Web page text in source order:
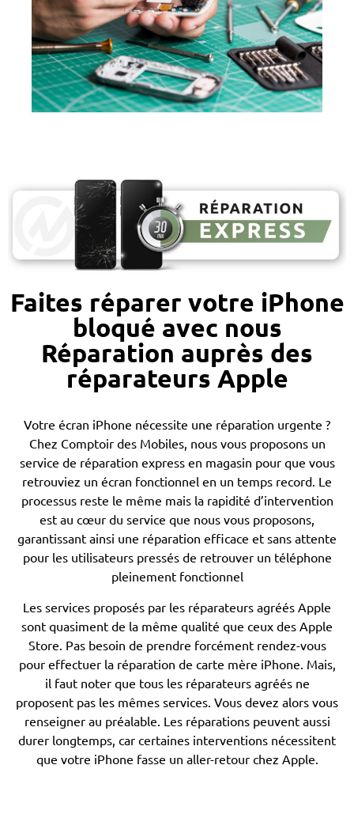
Faites réparer votre iPhone
bloqué avec nous
Réparation auprès des
réparateurs Apple
Votre écran iPhone nécessite une réparation urgente ?
Chez Comptoir des Mobiles, nous vous proposons un
service de réparation express en magasin pour que vous
retrouviez un écran fonctionnel en un temps record. Le
processus reste le même mais la rapidité d’intervention
est au cœur du service que nous vous proposons,
garantissant ainsi une réparation efficace et sans attente
pour les utilisateurs pressés de retrouver un téléphone
pleinement fonctionnel
Les services proposés par les réparateurs agréés Apple
sont quasiment de la même qualité que ceux des Apple
Store. Pas besoin de prendre forcément rendez-vous
pour effectuer la réparation de carte mère iPhone. Mais,
il faut noter que tous les réparateurs agréés ne
proposent pas les mêmes services. Vous devez alors vous
renseigner au préalable. Les réparations peuvent aussi
durer longtemps, car certaines interventions nécessitent
que votre iPhone fasse un aller-retour chez Apple.